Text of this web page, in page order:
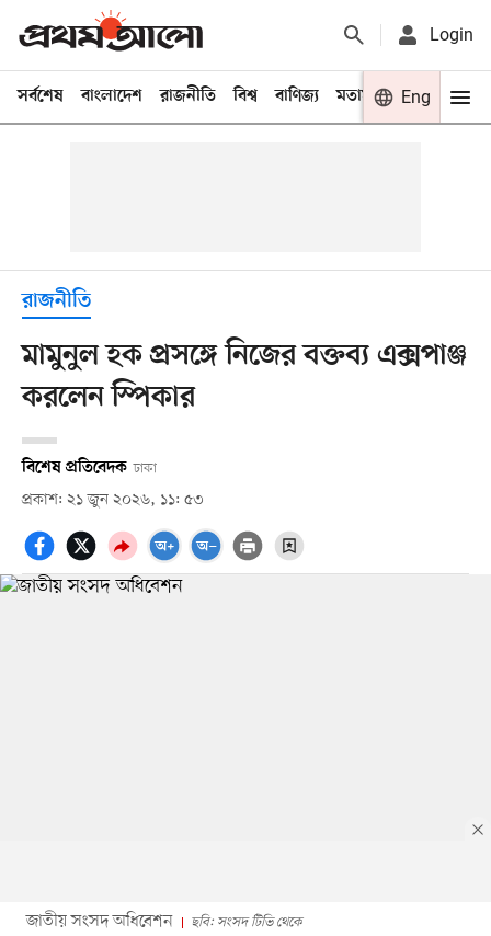
Login
সর্বশেষ বাংলাদেশ রাজনীতি বিশ্ব বাণিজ্য মতামত খেলা
Eng
রাজনীতি
মামুনুল হক প্রসঙ্গে নিজের বক্তব্য এক্সপাঞ্জ
করলেন স্পিকার
বিশেষ প্রতিবেদক ঢাকা
প্রকাশ: ২১ জুন ২০২৬, ১১: ৫৩
জাতীয় সংসদ অধিবেশন ছবি: সংসদ টিভি থেকে